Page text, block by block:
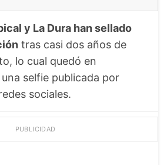
y La Dura han sellado
tras casi dos años de
lo cual quedó en
selfie publicada por
sociales.
PUBLICIDAD